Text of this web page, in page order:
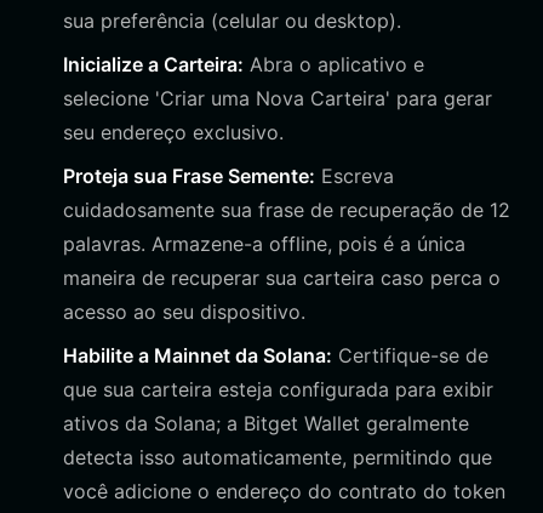
sua preferência (celular ou desktop).
Inicialize a Carteira: Abra o aplicativo e
selecione 'Criar uma Nova Carteira' para gerar
seu endereço exclusivo.
Proteja sua Frase Semente: Escreva
cuidadosamente sua frase de recuperação de 12
palavras. Armazene-a offline, pois é a única
maneira de recuperar sua carteira caso perca o
acesso ao seu dispositivo.
Habilite a Mainnet da Solana: Certifique-se de
que sua carteira esteja configurada para exibir
ativos da Solana; a Bitget Wallet geralmente
detecta isso automaticamente, permitindo que
você adicione o endereço do contrato do token